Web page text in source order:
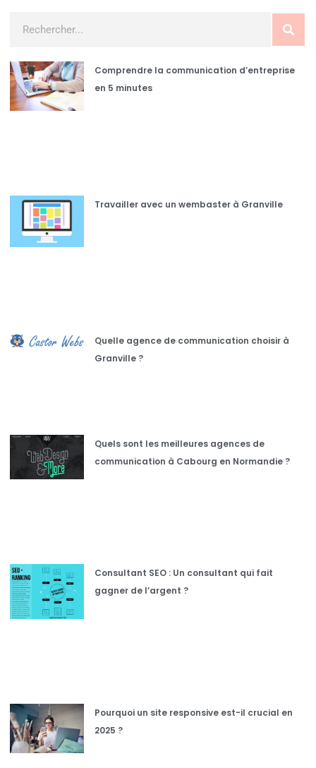
Comprendre la communication d’entreprise
en 5 minutes
Travailler avec un wembaster à Granville
Quelle agence de communication choisir à
Granville ?
Quels sont les meilleures agences de
communication à Cabourg en Normandie ?
Consultant SEO : Un consultant qui fait
gagner de l’argent ?
Pourquoi un site responsive est-il crucial en
2025 ?